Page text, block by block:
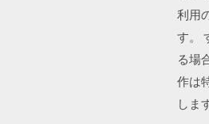
利用
す。
る場
作は
しま